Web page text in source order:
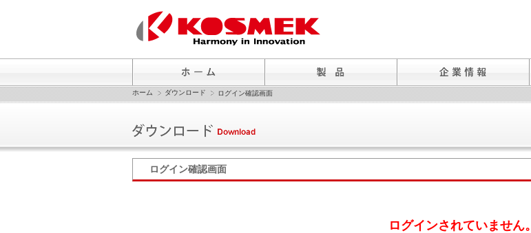
ホーム ダウンロード ログイン確認画面
ログイン確認画面
ログインされていません。